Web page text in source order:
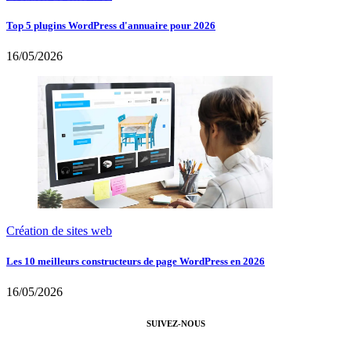
Top 5 plugins WordPress d'annuaire pour 2026
16/05/2026
Création de sites web
Les 10 meilleurs constructeurs de page WordPress en 2026
16/05/2026
SUIVEZ-NOUS